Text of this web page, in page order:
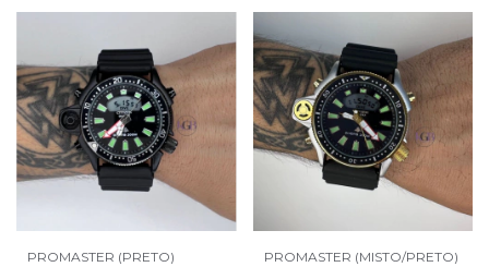
PROMASTER (PRETO) PROMASTER (MISTO/PRETO)